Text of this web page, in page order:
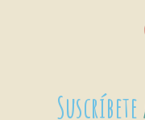
Suscríbete